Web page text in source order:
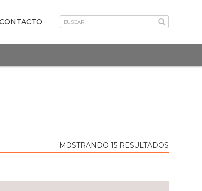
CONTACTO
MOSTRANDO 15 RESULTADOS